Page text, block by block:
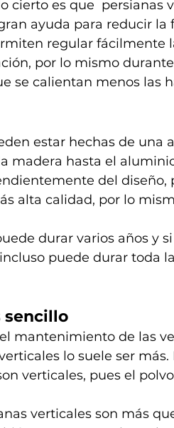
cierto es que  persianas
ayuda para reducir la
regular fácilmente
por lo mismo
se calientan menos las
estar hechas de una
madera hasta el
del diseño,
alta calidad, por lo
durar varios años y
puede durar toda
sencillo
mantenimiento de las
lo suele ser más.
verticales, pues el
verticales son más